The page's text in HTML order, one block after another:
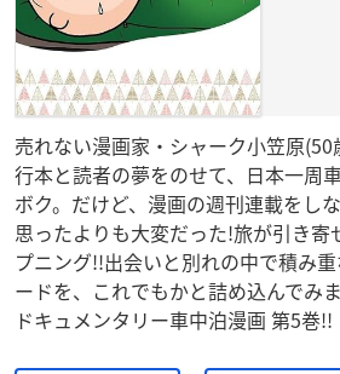
売れない漫画家・シャーク小笠原
行本と読者の夢をのせて、日本一周
ボク。だけど、漫画の週刊連載をし
思ったよりも大変だった!旅が引き寄
プニング!!出会いと別れの中で積み
ードを、これでもかと詰め込んでみ
ドキュメンタリー車中泊漫画 第5巻!!